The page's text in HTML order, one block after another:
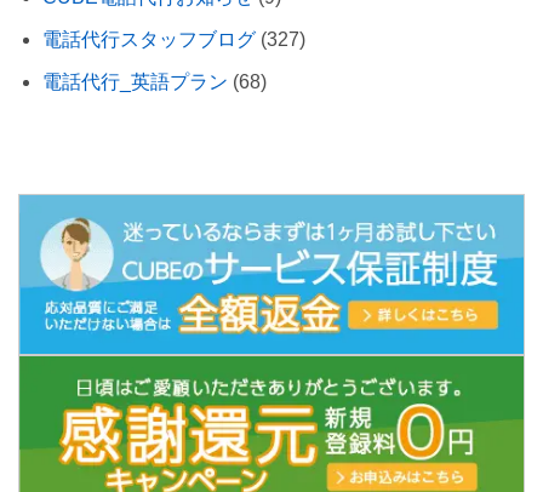
電話代行スタッフブログ (327)
電話代行_英語プラン (68)